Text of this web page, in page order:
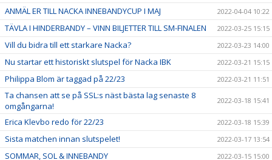
ANMÄL ER TILL NACKA INNEBANDYCUP I MAJ 2022-04-04 10:22
TÄVLA I HINDERBANDY – VINN BILJETTER TILL SM-FINALEN 2022-03-25 15:15
Vill du bidra till ett starkare Nacka? 2022-03-23 14:00
Nu startar ett historiskt slutspel för Nacka IBK 2022-03-21 15:15
Philippa Blom är taggad på 22/23 2022-03-21 11:51
Ta chansen att se på SSL:s näst bästa lag senaste 8
omgångarna!
2022-03-18 15:41
Erica Klevbo redo för 22/23 2022-03-18 15:39
Sista matchen innan slutspelet! 2022-03-17 13:54
SOMMAR, SOL & INNEBANDY 2022-03-15 15:00